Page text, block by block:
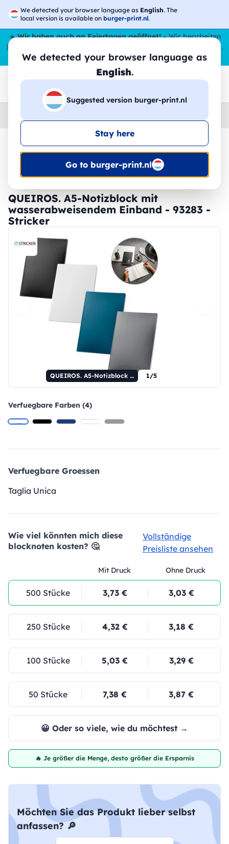
We detected your browser language as English. The
local version is available on burger-print.nl.
We detected your browser language as
English.
Suggested version burger-print.nl
Stay here
Go to burger-print.nl
☀️Wir haben auch an Feiertagen geöffnet!– Wir bearbeiten
Ihre Bestellungen den ganzen Sommer über,
sogar im August.
😎🌴
Home
🔥 -30 % DTF-Druck
QUEIROS. A5-Notizblock mit
wasserabweisendem Einband - 93283 -
Stricker
QUEIROS. A5-Notizblock mit wasserabweisendem Einband 1/5
Verfuegbare Farben (4)
Verfuegbare Groessen
Taglia Unica
Wie viel könnten mich diese
blocknoten kosten? 🤔
Vollständige
Preisliste ansehen
Mit Druck Ohne Druck
500 Stücke 3,73 € 3,03 €
250 Stücke 4,32 € 3,18 €
100 Stücke 5,03 € 3,29 €
50 Stücke 7,38 € 3,87 €
😀 Oder so viele, wie du möchtest →
🔥 Je größer die Menge, desto größer die Ersparnis
Möchten Sie das Produkt lieber selbst
anfassen? 🔎